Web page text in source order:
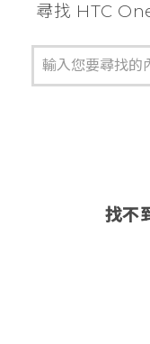
尋找 HTC
找不